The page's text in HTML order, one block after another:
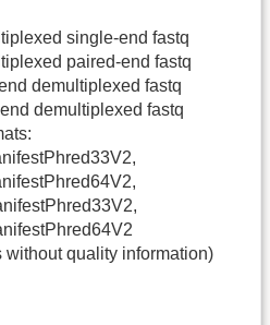
single-end fastq
paired-end fastq
demultiplexed fastq
demultiplexed fastq
without quality information)